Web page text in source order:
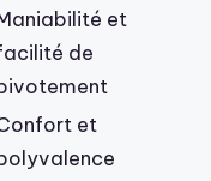
et
de
et